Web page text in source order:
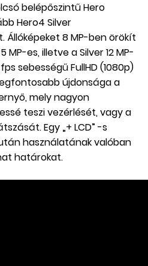
belépőszintű Hero
Hero4 Silver
8 MP-ben örökít
es, illetve a Silver 12 MP-
sebességű FullHD (1080p)
újdonsága a
mely nagyon
teszi vezérlését, vagy a
Egy „+ LCD” -s
használatának valóban
határokat.